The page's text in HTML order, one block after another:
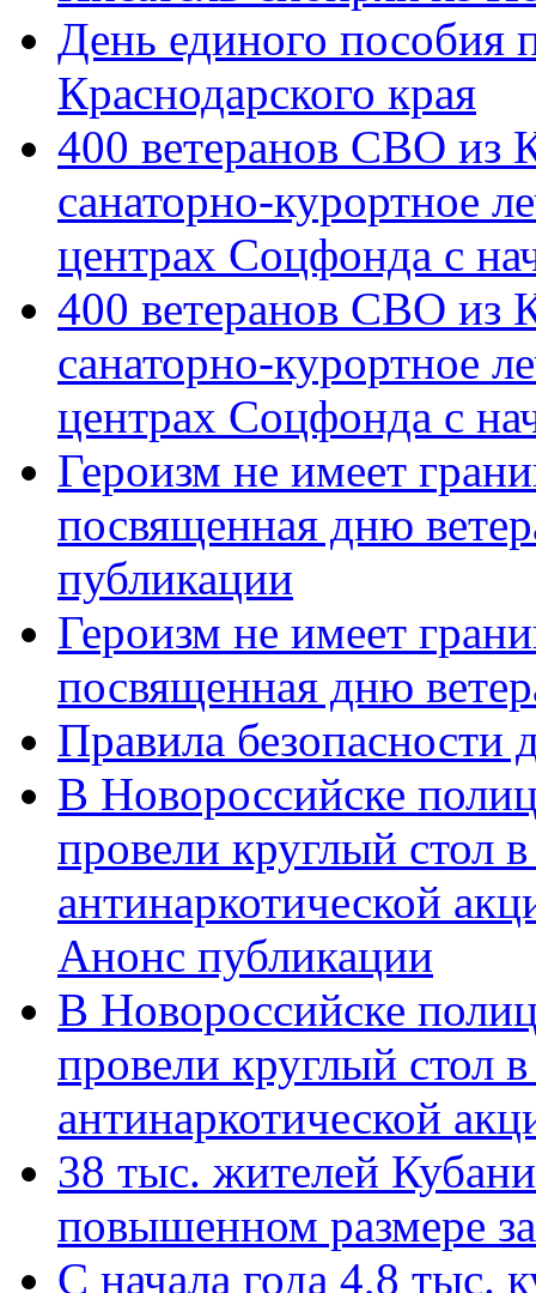
День единого пособия
Краснодарского края
400 ветеранов СВО из
санаторно-курортное
центрах Соцфонда с
400 ветеранов СВО из
санаторно-курортное
центрах Соцфонда с
Героизм не имеет
посвященная дню
публикации
Героизм не имеет
посвященная дню
Правила безопасности
В Новороссийске
провели круглый стол
антинаркотической
Анонс публикации
В Новороссийске
провели круглый стол
антинаркотической
38 тыс. жителей
повышенном размере
С начала года 4,8 тыс.